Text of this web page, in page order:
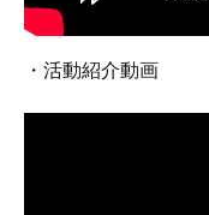
・活動紹介動画